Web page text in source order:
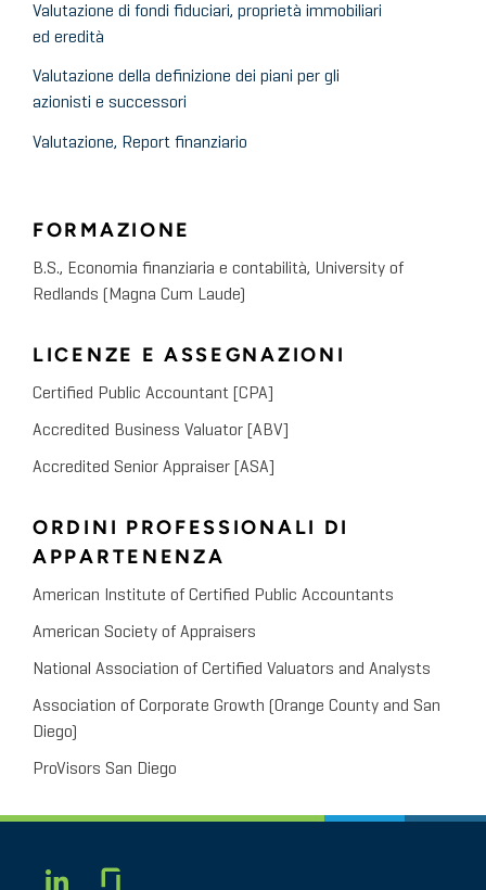
Valutazione di fondi fiduciari, proprietà immobiliari
ed eredità
Valutazione della definizione dei piani per gli
azionisti e successori
Valutazione, Report finanziario
FORMAZIONE
B.S., Economia finanziaria e contabilità, University of
Redlands (Magna Cum Laude)
LICENZE E ASSEGNAZIONI
Certified Public Accountant [CPA]
Accredited Business Valuator [ABV]
Accredited Senior Appraiser [ASA]
ORDINI PROFESSIONALI DI
APPARTENENZA
American Institute of Certified Public Accountants
American Society of Appraisers
National Association of Certified Valuators and Analysts
Association of Corporate Growth (Orange County and San
Diego)
ProVisors San Diego
LINKEDIN